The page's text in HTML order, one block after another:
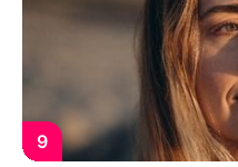
9